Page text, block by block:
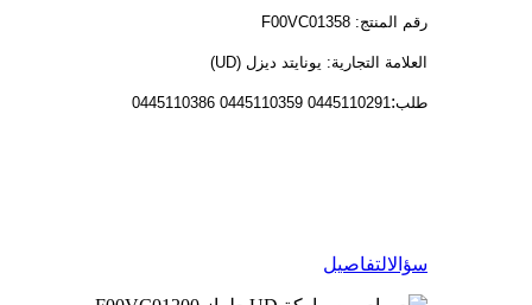
رقم المنتج: F00VC01358
العلامة التجارية: يونايتد ديزل (UD)
طلب:
0445110291 0445110359 0445110386
سؤالالتفاصيل